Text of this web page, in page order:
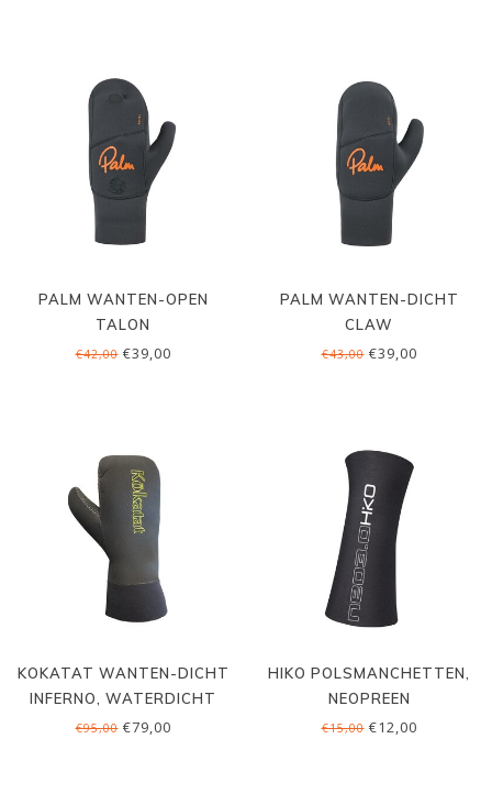
PALM WANTEN-OPEN
TALON
€42,00€39,00
PALM WANTEN-DICHT
CLAW
€43,00€39,00
KOKATAT WANTEN-DICHT
INFERNO, WATERDICHT
€95,00€79,00
HIKO POLSMANCHETTEN,
NEOPREEN
€15,00€12,00